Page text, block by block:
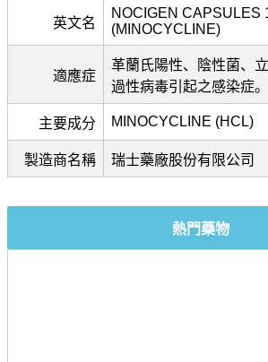
英文名
NOCIGEN CAPSULES
(MINOCYCLINE)
適應症
革蘭氏陽性、陰性菌、
過性病毒引起之感染症。
主要成分 MINOCYCLINE (HCL)
製造商名稱 瑞士藥廠股份有限公司
熱門藥物